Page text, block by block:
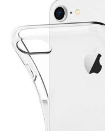
Bildergalerie
springen
Bildergalerie
springen